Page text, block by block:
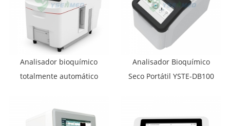
Analisador bioquímico
totalmente automático
testes por hora.
Analisador Bioquímico
Seco Portátil YSTE-DB100